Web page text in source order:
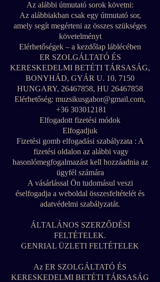
Az alábbi útmutató sorok követni:
Az alábbiakban csak egy útmutató sor,
amely segít megérteni az összes szükséges
követelményt
Elérhetőségek – a kezdőlap láblécében
ER SZOLGÁLTATÓ ÉS
KERESKEDELMI BETÉTI TÁRSASÁG,
BONYHÁD, GYÁR U. 10, 7150
HUNGARY, 26467858, HU 26467858
Elérhetőség: muzsikusgabor@gmail.com,
+36 303012181
Elfogadott fizetési módok
Elfogadjuk
Fizetési gomb elfogadási szabályzata : A
fizetési oldalon az alábbi vagy
hasonlómegfogalmazást kell hozzáadnia az
ügyfél számára
A vásárlással Ön tudomásul veszi
éselfogadja a weboldal összesfeltételét és
adatvédelmi szabályzatát.
ÁLTALÁNOS SZERZŐDÉSI
FELTÉTELEK.
GENRIAL ÜZLETI FELTÉTELEK
Az ER SZOLGÁLTATÓ ÉS
KERESKEDELMI BETÉTI TÁRSASÁG